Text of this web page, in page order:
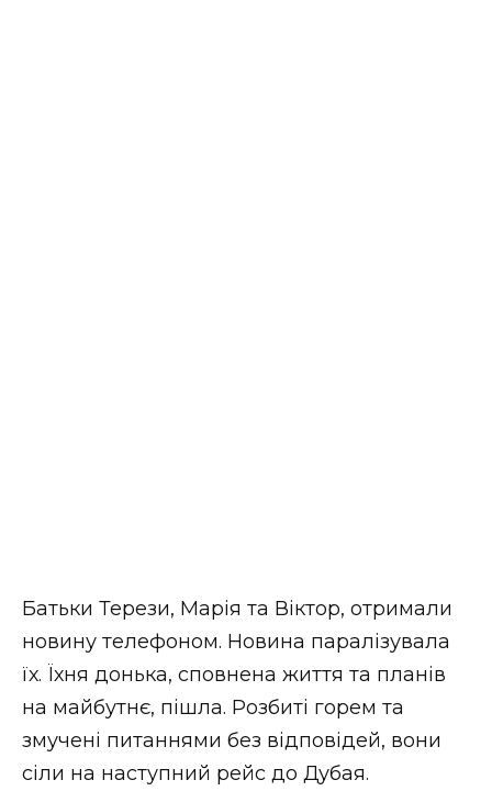
Батьки Терези, Марія та Віктор, отримали
новину телефоном. Новина паралізувала
їх. Їхня донька, сповнена життя та планів
на майбутнє, пішла. Розбиті горем та
змучені питаннями без відповідей, вони
сіли на наступний рейс до Дубая.